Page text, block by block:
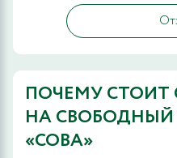
ПОЧЕМУ СТОИТ
НА СВОБОДНЫЙ
«СОВА»